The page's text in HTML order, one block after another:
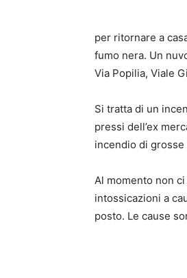
per ritornare a
fumo nera. Un
Via Popilia, Viale
Si tratta di un
pressi dell’ex
incendio di grosse
Al momento non
intossicazioni a
posto. Le cause